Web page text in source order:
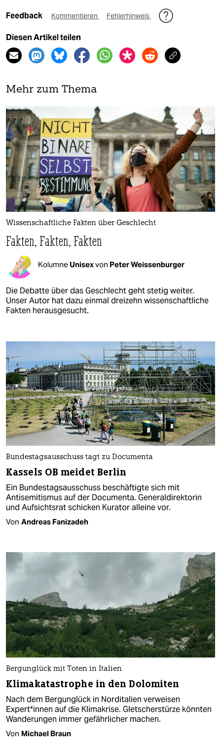
Feedback Kommentieren Fehlerhinweis
Diesen Artikel teilen
Mehr zum Thema
Wissenschaftliche Fakten über Geschlecht
Fakten, Fakten, Fakten
Kolumne Unisexvon Peter Weissenburger
Die Debatte über das Geschlecht geht stetig weiter.
Unser Autor hat dazu einmal dreizehn wissenschaftliche
Fakten herausgesucht.
Bundestagsausschuss tagt zu Documenta
Kassels OB meidet Berlin
Ein Bundestagsausschuss beschäftigte sich mit
Antisemitismus auf der Documenta. Generaldirektorin
und Aufsichtsrat schicken Kurator alleine vor.
Von Andreas Fanizadeh
Bergunglück mit Toten in Italien
Klimakatastrophe in den Dolomiten
Nach dem Bergunglück in Norditalien verweisen
Expert*in­nen auf die Klimakrise. Gletscherstürze könnten
Wanderungen immer gefährlicher machen.
Von Michael Braun